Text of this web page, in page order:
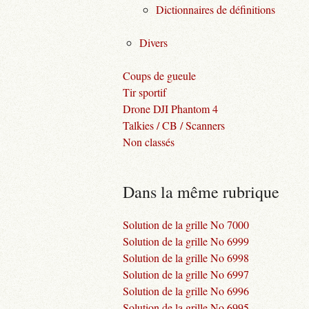
Dictionnaires de définitions
Divers
Coups de gueule
Tir sportif
Drone DJI Phantom 4
Talkies / CB / Scanners
Non classés
Dans la même rubrique
Solution de la grille No 7000
Solution de la grille No 6999
Solution de la grille No 6998
Solution de la grille No 6997
Solution de la grille No 6996